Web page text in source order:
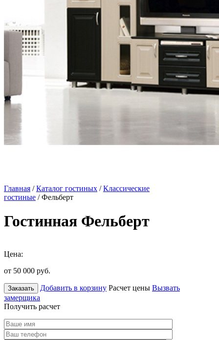
Главная /Каталог гостиных /Классические
гостиные / Фельберт
Гостинная Фельберт
Цена:
от 50 000 руб.
Заказать Добавить в корзину Расчет цены Вызвать
замерщика
Получить расчет